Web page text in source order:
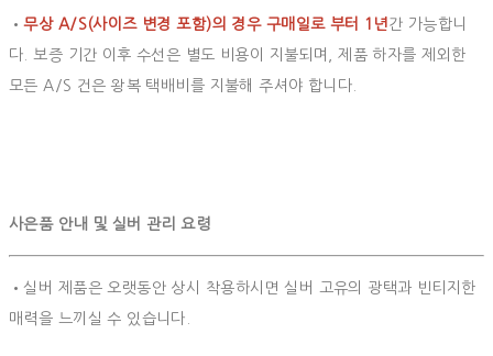
•무상 A/S(사이즈 변경 포함)의 경우 구매일로 부터 1년간 가능합니
다. 보증 기간 이후 수선은 별도 비용이 지불되며, 제품 하자를 제외한
모든 A/S 건은 왕복 택배비를 지불해 주셔야 합니다.
사은품 안내 및 실버 관리 요령
•실버 제품은 오랫동안 상시 착용하시면 실버 고유의 광택과 빈티지한
매력을 느끼실 수 있습니다.